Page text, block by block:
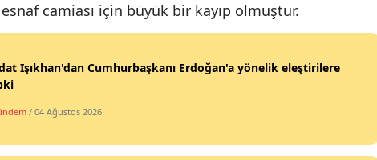
Niğde
Sakarya
camiası için büyük bir kayıp olmuştur.
Işıkhan'dan Cumhurbaşkanı Erdoğan'a yönelik eleştirilere
/ 04 Ağustos 2026